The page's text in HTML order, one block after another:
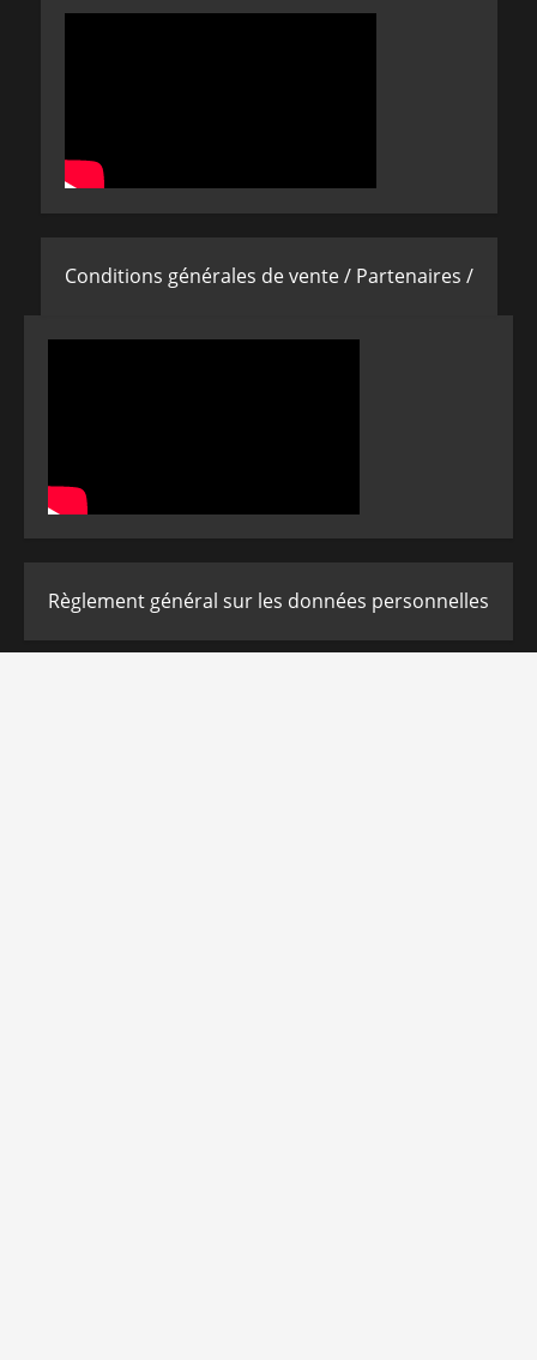
Conditions générales de vente / Partenaires /
Règlement général sur les données personnelles